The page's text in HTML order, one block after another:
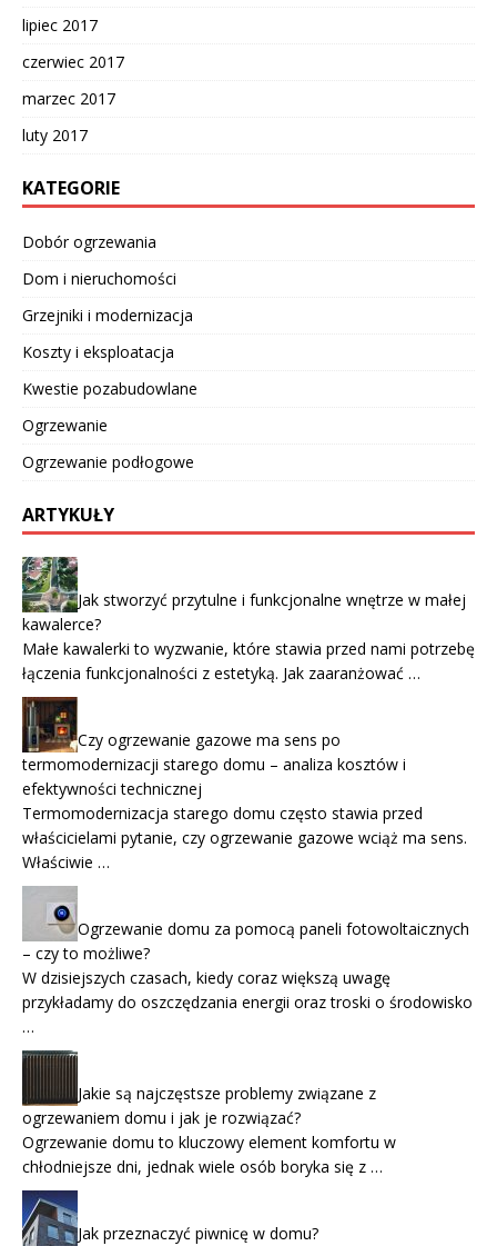
lipiec 2017
czerwiec 2017
marzec 2017
luty 2017
KATEGORIE
Dobór ogrzewania
Dom i nieruchomości
Grzejniki i modernizacja
Koszty i eksploatacja
Kwestie pozabudowlane
Ogrzewanie
Ogrzewanie podłogowe
ARTYKUŁY
Jak stworzyć przytulne i funkcjonalne wnętrze w małej
kawalerce?
Małe kawalerki to wyzwanie, które stawia przed nami potrzebę
łączenia funkcjonalności z estetyką. Jak zaaranżować …
Czy ogrzewanie gazowe ma sens po
termomodernizacji starego domu – analiza kosztów i
efektywności technicznej
Termomodernizacja starego domu często stawia przed
właścicielami pytanie, czy ogrzewanie gazowe wciąż ma sens.
Właściwie …
Ogrzewanie domu za pomocą paneli fotowoltaicznych
– czy to możliwe?
W dzisiejszych czasach, kiedy coraz większą uwagę
przykładamy do oszczędzania energii oraz troski o środowisko
…
Jakie są najczęstsze problemy związane z
ogrzewaniem domu i jak je rozwiązać?
Ogrzewanie domu to kluczowy element komfortu w
chłodniejsze dni, jednak wiele osób boryka się z …
Jak przeznaczyć piwnicę w domu?